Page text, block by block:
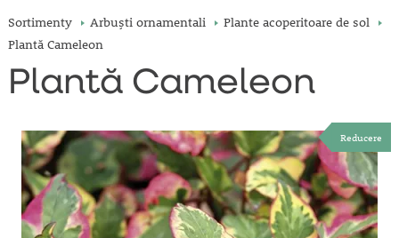
Sortimenty Arbuşti ornamentali
Plante acoperitoare de sol
Plantă Cameleon
Plantă Cameleon
Reducere